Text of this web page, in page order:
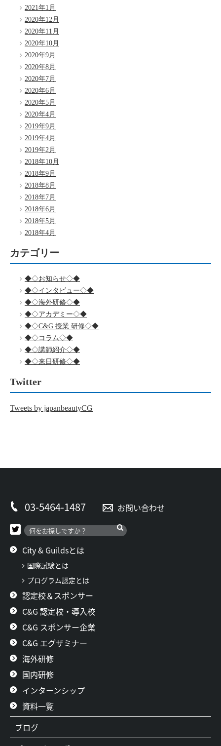
2021年1月
2020年12月
2020年11月
2020年10月
2020年9月
2020年8月
2020年7月
2020年6月
2020年5月
2020年4月
2019年9月
2019年4月
2019年2月
2018年10月
2018年9月
2018年8月
2018年7月
2018年6月
2018年5月
2018年4月
カテゴリー
◆◇お知らせ◇◆
◆◇インタビュー◇◆
◆◇海外研修◇◆
◆◇アカデミー◇◆
◆◇C&G 授業 研修◇◆
◆◇コラム◇◆
◆◇講師紹介◇◆
◆◇来日研修◇◆
Twitter
Tweets by japanbeautyCG
03-5464-1487 お問い合わせ
City & Guildsとは
国際試験とは
プログラム認定とは
認定校＆スポンサー
C&G 認定校・導入校
C&G スポンサー企業
C&G エグザミナー
海外研修
国内研修
インターンシップ
資料一覧
ブログ